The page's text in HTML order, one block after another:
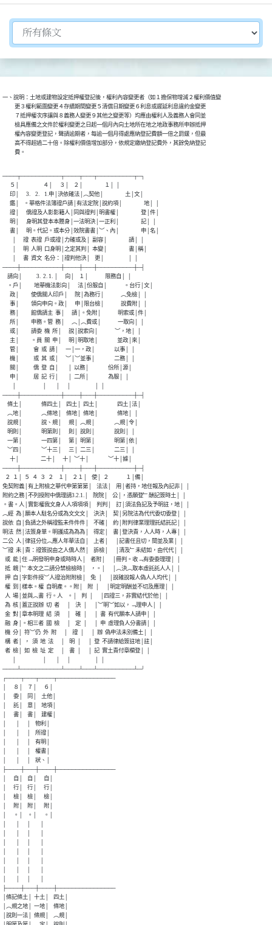
切換選擇法規資訊內容
一、說明：土地或建物設定抵押權登記後，權利內容變更者（如１擔保物增減２權利價值變
          更３權利範圍變更４存續期間變更５清償日期變更６利息或遲延利息違約金變更
          ７抵押權次序讓與８義務人變更９其他之變更等）均應由權利人及義務人會同並
          檢具應備之文件於權利變更之日起一個月內向土地所在地之地政事務所申辦抵押
          權內容變更登記，聲請逾期者，每逾一個月得處應納登記費額一倍之罰鍰，但最
          高不得超過二十倍。除權利價值增加部分，依規定繳納登記費外，其餘免納登記
          費。
────┬───────────┬────┬───┬──────────┬─┐
      ５│                    ４│      ３│    ２│                  １│  │
      印│      3.    2.    1.申│決依確法│︵契他│                  土│文│
      鑑│    。華格件法簿證戶請│有法定院│說約項│                  地│  │
      證│      僑證及人影影籍人│同與證判│明書權│                  登│件│
      明│      身明其登本本謄身│一法明決│一正利│                  記│  │
      書│      明。代記。或本分│效院書書│︶、內│                  申│名│
        │      證  表證  戶或證│力確或及│  副容│                  請│  │
        │      明  人明  口身明│之定其判│  本變│                  書│稱│
        │      書  資文  名分：│證判他決│    更│                    │  │
────┼───────────┼────┼───┼──────────┼─┤
    請向│            3.  2. 1. │      向│    １│              限務自│  │
    。戶│          地華機法影向│      法│份服自│              。台行│文│
      政│          使僑關人印戶│      院│為務行│              ︵免檢│  │
      事│          領向申向。政│      申│限台檢│              說費附│  │
      務│          館僑請主  事│      請│。免附│              明索或│件│
      所│          申務。管  務│      ︵│︵費或│              一取向│  │
      或│          請委  機  所│      說│說索向│              ︶，地│  │
      主│          。員  關  申│      明│明取地│                並政│來│
      管│            會  或  請│      一│一，政│                以事│  │
      機│            或  其  或│      ︶│︶並事│                二務│  │
      關│            僑  登  自│        │  以務│                份所│源│
      申│            居  記  行│        │  二所│                為服│  │
────┼───────────┼────┼───┼──────────┼─┤
    條土│                條四土│    四土│  四土│                四土│法│
    ︵地│                ︵條地│    條地│  條地│                條地│  │
    說規│                說、規│      規│  ︵規│                ︵規│令│
    明則│                明第則│      則│  說則│                說則│  │
    一第│                一四第│      第│  明第│                明第│依│
    ︶四│                ︶十三│      三│  二三│                二三│  │
      十│                  二十│      十│  ︶十│                ︶十│據│
────┼───────────┼────┼───┼──────────┼─┤
  ２  １│  ５  ４  ３  ２    １│    ２１│    使│  ２              １│備│
免契附義│有上附檢之華代申第第第│    法法│    用│者持，地任報及內記非│  │
附約之務│不列授附中僑理請3.2.1.│    院院│    公│，憑願登﹂酬記簽時土│  │
。書。人│實影權我文身人人項項項│    判判│    訂│須法負記及予明註，地│  │
︵經  為│願本人駐名分或為文文文│    決決│    契│另院法為代代委切委登│  │
說依  自│負請之外稱證監未件件件│    不確│    約│附判律業理理託結託記│  │
明法  然│法簽身單。明護成為為為│    得定│    書│登決責，人人時，人專│  │
二公  人│律註分位︵應人年華法自│    上者│      │記書任且切，間並及業│  │
︶證  未│責：證簽說由之人僑人然│    訴檢│      │清及﹂未結如，由代代│  │
  或  能│任﹁明發明申身或時時人│    者附│      │冊判。收﹁有委委理理│  │
  抵  親│﹂本文之二請分禁檢檢時│    ，。│      │︵決︵取本虛託託人人│  │
  押  自│字影件授︶人證治附附檢│    免  │      │說確說報人偽人人均代│  │
  權  到│樣本。權  自明產。。附│    附  │      │明定明酬並不切及應理│  │
  人  場│並與︵書  行。人    。│    判  │      │四證三，非實結代於他│  │
  為  核│蓋正說辦  切  者      │    決  │      │︶明︶如以，﹁理申人│  │
  金  對│章本明理  結  須      │    確  │      │  書  有代願本人請申│  │
  融  身│。相三者  國  檢      │    定  │      │  申  虛理負人分書請│  │
  機  分│  符︶仍  外  附      │    證  │      │  辦  偽申法未別備土│  │
  構  者│  ，  須  地  法      │    明  │      │  登  不請律給簽註地│註│
  者  檢│  如  檢  址  定      │    書  │      │  記  實土責付章欄登│  │
────┴───────────┴────┴───┴──────────┴─┘
┌────┬───┬────┬────────────────
│      ８│    ７│      ６│
│      委│    同│    土他│
│      託│    意│    地項│
│      書│    書│    建權│
│        │      │    物利│
│        │      │    所證│
│        │      │    有明│
│        │      │    權書│
│        │      │    狀、│
├────┼───┼────┼────────────────
│      自│    自│      自│
│      行│    行│      行│
│      檢│    檢│      檢│
│      附│    附│      附│
│      。│    。│      。│
├────┼───┼────┼────────────────
│條記條土│  十土│    四土│
│︵規之地│  一地│    條地│
│說則一法│  條規│    ︵規│